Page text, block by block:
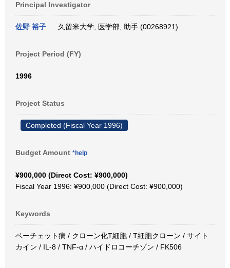
Principal Investigator
佐野 裕子 久留米大学, 医学部, 助手 (00268921)
Project Period (FY)
1996
Project Status
Completed (Fiscal Year 1996)
Budget Amount *help
¥900,000 (Direct Cost: ¥900,000)
Fiscal Year 1996: ¥900,000 (Direct Cost: ¥900,000)
Keywords
ベーチェット病 / クローン化T細胞 / T細胞クローン / サイト
カイン / IL-8 / TNF-α / ハイドロコーチゾン / FK506